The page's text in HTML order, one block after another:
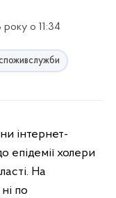
о 11:34
холери
На
по